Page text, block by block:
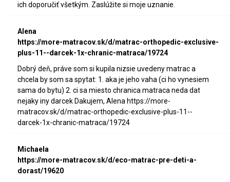
ich doporučiť všetkým. Zaslúžite si moje uznanie.
Alena
https://more-matracov.sk/d/matrac-orthopedic-exclusive-
plus-11--darcek-1x-chranic-matraca/19724
Dobrý deň, práve som si kupila nizsie uvedeny matrac a
chcela by som sa spytat: 1. aka je jeho vaha (ci ho vynesiem
sama do bytu) 2. ci sa miesto chranica matraca neda dat
nejaky iny darcek Dakujem, Alena https://more-
matracov.sk/d/matrac-orthopedic-exclusive-plus-11--
darcek-1x-chranic-matraca/19724
Michaela
https://more-matracov.sk/d/eco-matrac-pre-deti-a-
dorast/19620